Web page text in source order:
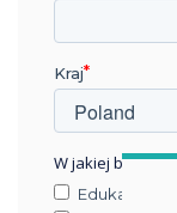
Kraj
W jakiej branży
Edukacja